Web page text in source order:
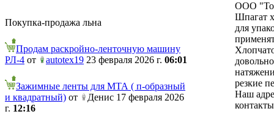
Покупка-продажа льна
Продам раскройно-ленточную машину
РЛ-4 от autotex19 23 февраля 2026 г. 06:01
Зажимные ленты для МТА ( п-образный
и квадратный) от
Денис 17 февраля 2026
г. 12:16
ООО
Шпагат
для
резкие
Наш